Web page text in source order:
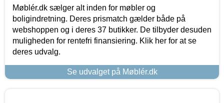
Møblér.dk sælger alt inden for møbler og
boligindretning. Deres prismatch gælder både på
webshoppen og i deres 37 butikker. De tilbyder desuden
muligheden for rentefri finansiering. Klik her for at se
deres udvalg.
Se udvalget på Møblér.dk